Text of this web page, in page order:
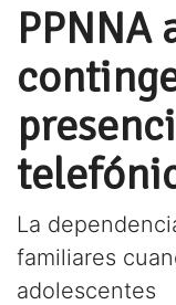
La
familiares
adolescentes